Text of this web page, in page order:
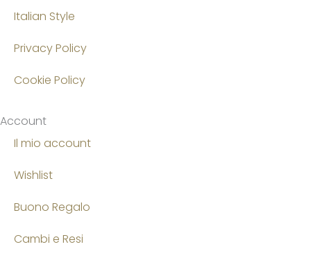
Italian Style
Privacy Policy
Cookie Policy
Account
Il mio account
Wishlist
Buono Regalo
Cambi e Resi